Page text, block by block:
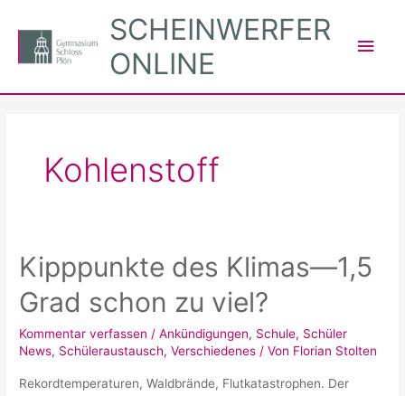
Inhalt
springen
SCHEINWERFER
ONLINE
Kohlenstoff
Kipppunkte des Klimas—1,5
Grad schon zu viel?
Kommentar verfassen /Ankündigungen, Schule, Schüler
News, Schüleraustausch,Verschiedenes / Von Florian Stolten
Rekordtemperaturen, Waldbrände, Flutkatastrophen. Der